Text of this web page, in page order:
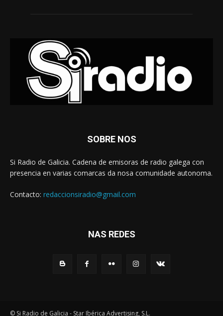
SOBRE NOS
Si Radio de Galicia. Cadena de emisoras de radio galega con
presencia en varias comarcas da nosa comunidade autonoma.
Contacto: redaccionsiradio@gmail.com
NAS REDES
© Si Radio de Galicia - Star Ibérica Advertising, S.L.